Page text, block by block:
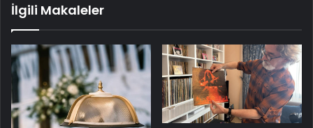
İlgili Makaleler